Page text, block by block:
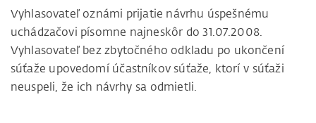
Vyhlasovateľ oznámi prijatie návrhu úspešnému
uchádzačovi písomne najneskôr do 31.07.2008.
Vyhlasovateľ bez zbytočného odkladu po ukončení
súťaže upovedomí účastníkov súťaže, ktorí v súťaži
neuspeli, že ich návrhy sa odmietli.